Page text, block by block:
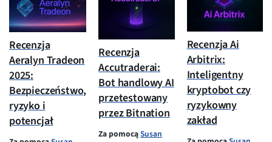
Recenzja
Aeralyn Tradeon
2025:
Bezpieczeństwo,
ryzyko i
potencjał
Recenzja
Accutraderai:
Bot handlowy AI
przetestowany
przez Bitnation
Za pomocąSusan
Recenzja Ai
Arbitrix:
Inteligentny
kryptobot czy
ryzykowny
zakład